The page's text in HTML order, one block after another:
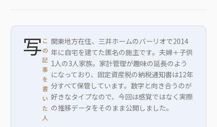
写 こ
の
記
事
を
書
い
た
人
関東地方在住、三井ホームのバーリオで2014
年に自宅を建てた匿名の施主です。夫婦＋子供
1人の3人家族。家計管理が趣味の延長のよう
になっており、固定資産税の納税通知書は12年
分すべて保管しています。数字と向き合うのが
好きなタイプなので、今回は感覚ではなく実際
の推移データをそのまま公開しました。